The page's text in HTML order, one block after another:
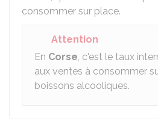
consommer sur place.
Attention
En Corse, c'est le taux
aux ventes à consommer
boissons alcooliques.